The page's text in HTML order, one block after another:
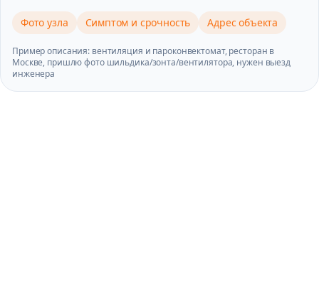
Фото узла Симптом и срочность Адрес объекта
Пример описания: вентиляция и пароконвектомат, ресторан в
Москве, пришлю фото шильдика/зонта/вентилятора, нужен выезд
инженера